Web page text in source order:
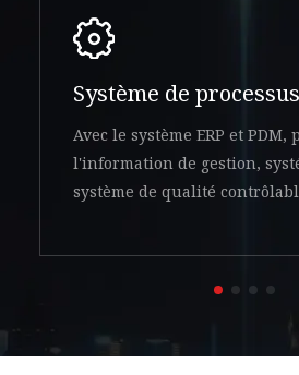
Système de
Avec le système ERP et
l'information de gestion,
système de qualité